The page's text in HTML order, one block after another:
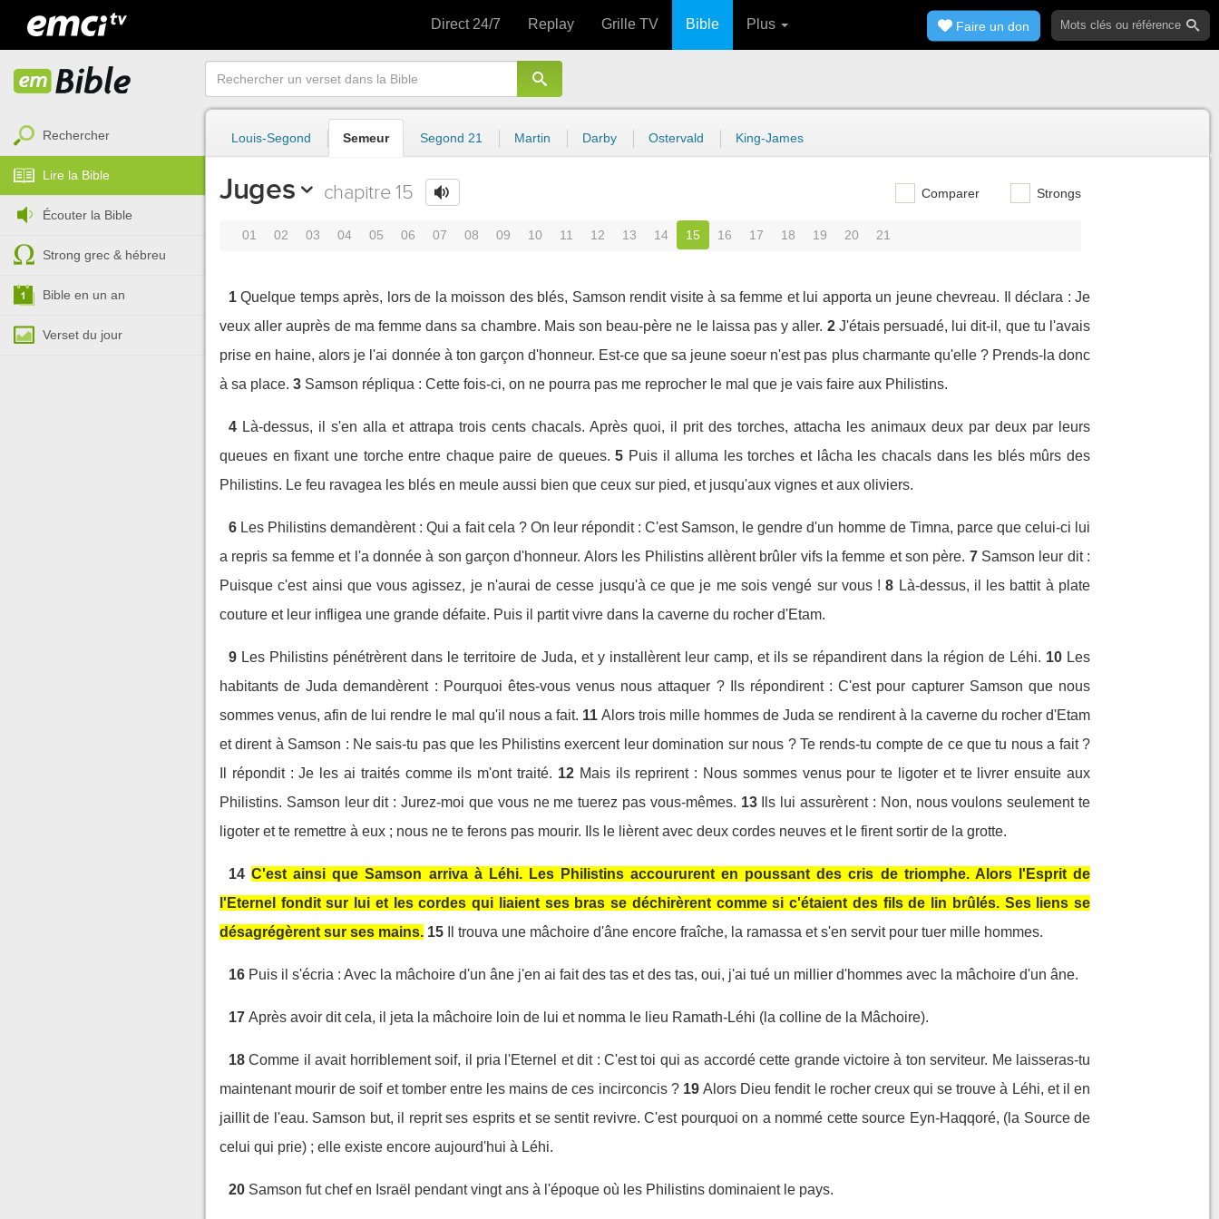
Direct 24/7 Replay Grille TV Bible Plus Faire un don
Rechercher
Lire la Bible
Écouter la Bible
Strong grec & hébreu
Bible en un an
Verset du jour
Louis-Segond Semeur Segond 21 Martin Darby Ostervald King-James
Juges chapitre 15 Comparer Strongs
01 02 03 04 05 06 07 08 09 10 11 12 13 14 15 16 17 18 19 20 21
1 Quelque temps après, lors de la moisson des blés, Samson rendit visite à sa femme et lui apporta un jeune chevreau. Il déclara : Je
veux aller auprès de ma femme dans sa chambre. Mais son beau-père ne le laissa pas y aller. 2 J'étais persuadé, lui dit-il, que tu l'avais
prise en haine, alors je l'ai donnée à ton garçon d'honneur. Est-ce que sa jeune soeur n'est pas plus charmante qu'elle ? Prends-la donc
à sa place. 3 Samson répliqua : Cette fois-ci, on ne pourra pas me reprocher le mal que je vais faire aux Philistins.
4 Là-dessus, il s'en alla et attrapa trois cents chacals. Après quoi, il prit des torches, attacha les animaux deux par deux par leurs
queues en fixant une torche entre chaque paire de queues. 5 Puis il alluma les torches et lâcha les chacals dans les blés mûrs des
Philistins. Le feu ravagea les blés en meule aussi bien que ceux sur pied, et jusqu'aux vignes et aux oliviers.
6 Les Philistins demandèrent : Qui a fait cela ? On leur répondit : C'est Samson, le gendre d'un homme de Timna, parce que celui-ci lui
a repris sa femme et l'a donnée à son garçon d'honneur. Alors les Philistins allèrent brûler vifs la femme et son père. 7 Samson leur dit :
Puisque c'est ainsi que vous agissez, je n'aurai de cesse jusqu'à ce que je me sois vengé sur vous ! 8 Là-dessus, il les battit à plate
couture et leur infligea une grande défaite. Puis il partit vivre dans la caverne du rocher d'Etam.
9 Les Philistins pénétrèrent dans le territoire de Juda, et y installèrent leur camp, et ils se répandirent dans la région de Léhi. 10 Les
habitants de Juda demandèrent : Pourquoi êtes-vous venus nous attaquer ? Ils répondirent : C'est pour capturer Samson que nous
sommes venus, afin de lui rendre le mal qu'il nous a fait. 11 Alors trois mille hommes de Juda se rendirent à la caverne du rocher d'Etam
et dirent à Samson : Ne sais-tu pas que les Philistins exercent leur domination sur nous ? Te rends-tu compte de ce que tu nous a fait ?
Il répondit : Je les ai traités comme ils m'ont traité. 12 Mais ils reprirent : Nous sommes venus pour te ligoter et te livrer ensuite aux
Philistins. Samson leur dit : Jurez-moi que vous ne me tuerez pas vous-mêmes. 13
Ils lui assurèrent : Non, nous voulons seulement te
ligoter et te remettre à eux ; nous ne te ferons pas mourir. Ils le lièrent avec deux cordes neuves et le firent sortir de la grotte.
14 C'est ainsi que Samson arriva à Léhi. Les Philistins accoururent en poussant des cris de triomphe. Alors l'Esprit de
l'Eternel fondit sur lui et les cordes qui liaient ses bras se déchirèrent comme si c'étaient des fils de lin brûlés. Ses liens se
désagrégèrent sur ses mains. 15 Il trouva une mâchoire d'âne encore fraîche, la ramassa et s'en servit pour tuer mille hommes.
16 Puis il s'écria : Avec la mâchoire d'un âne j'en ai fait des tas et des tas, oui, j'ai tué un millier d'hommes avec la mâchoire d'un âne.
17 Après avoir dit cela, il jeta la mâchoire loin de lui et nomma le lieu Ramath-Léhi (la colline de la Mâchoire).
18 Comme il avait horriblement soif, il pria l'Eternel et dit : C'est toi qui as accordé cette grande victoire à ton serviteur. Me laisseras-tu
maintenant mourir de soif et tomber entre les mains de ces incirconcis ? 19 Alors Dieu fendit le rocher creux qui se trouve à Léhi, et il en
jaillit de l'eau. Samson but, il reprit ses esprits et se sentit revivre. C'est pourquoi on a nommé cette source Eyn-Haqqoré, (la Source de
celui qui prie) ; elle existe encore aujourd'hui à Léhi.
20 Samson fut chef en Israël pendant vingt ans à l'époque où les Philistins dominaient le pays.